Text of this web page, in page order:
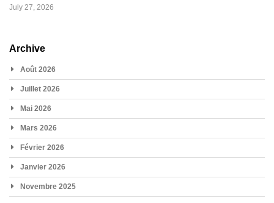
July 27, 2026
Archive
Août 2026
Juillet 2026
Mai 2026
Mars 2026
Février 2026
Janvier 2026
Novembre 2025